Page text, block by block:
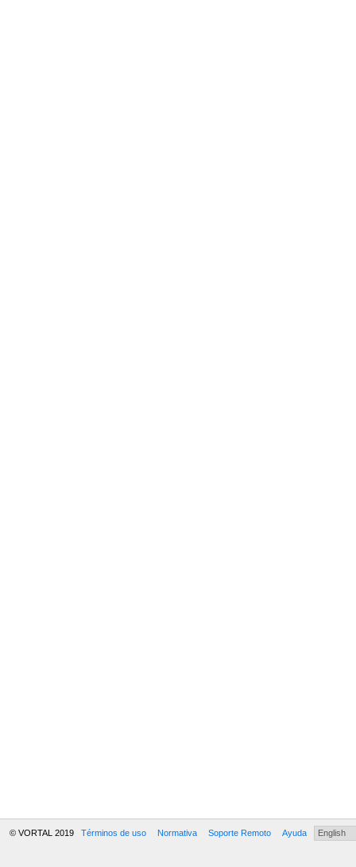
© VORTAL 2019 Términos de uso Normativa Soporte Remoto Ayuda